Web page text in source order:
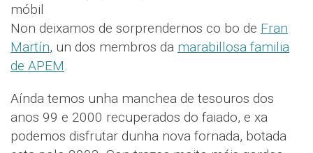
móbil
Non deixamos de sorprendernos co bo de Fran
Martín, un dos membros da marabillosa familia
de APEM.
Aínda temos unha manchea de tesouros dos
anos 99 e 2000 recuperados do faiado, e xa
podemos disfrutar dunha nova fornada, botada